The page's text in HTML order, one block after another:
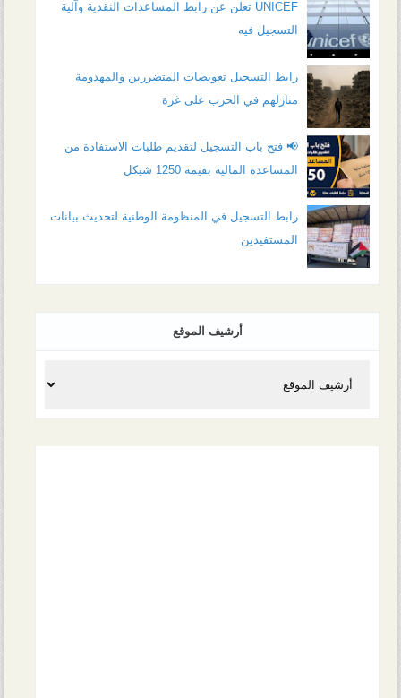
UNICEF تعلن عن رابط المساعدات النقدية وآلية
التسجيل فيه
رابط التسجيل تعويضات المتضررين والمهدومة
منازلهم في الحرب على غزة
📢 فتح باب التسجيل لتقديم طلبات الاستفادة من
المساعدة المالية بقيمة 1250 شيكل
رابط التسجيل في المنظومة الوطنية لتحديث بيانات
المستفيدين
أرشيف الموقع